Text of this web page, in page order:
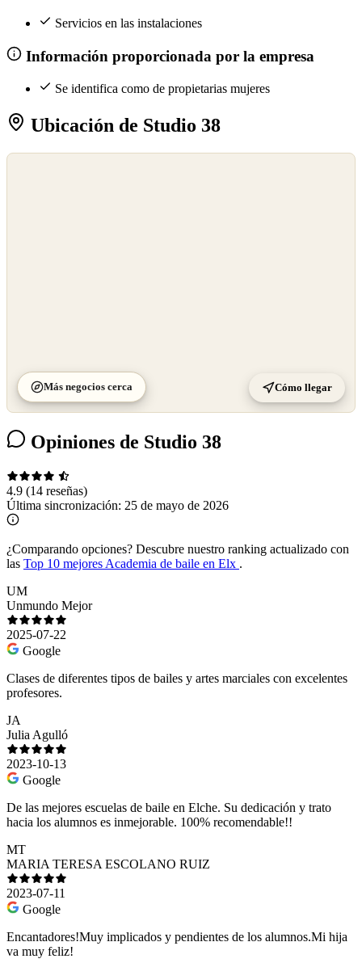
Servicios en las instalaciones
Información proporcionada por la empresa
Se identifica como de propietarias mujeres
Ubicación de Studio 38
Más negocios cerca Cómo llegar
Opiniones de Studio 38
4.9 (14 reseñas)
Última sincronización: 25 de mayo de 2026
¿Comparando opciones? Descubre nuestro ranking actualizado con
las Top 10 mejores Academia de baile en Elx .
UM
Unmundo Mejor
2025-07-22
Google
Clases de diferentes tipos de bailes y artes marciales con excelentes
profesores.
JA
Julia Agulló
2023-10-13
Google
De las mejores escuelas de baile en Elche. Su dedicación y trato
hacia los alumnos es inmejorable. 100% recomendable!!
MT
MARIA TERESA ESCOLANO RUIZ
2023-07-11
Google
Encantadores!Muy implicados y pendientes de los alumnos.Mi hija
va muy feliz!